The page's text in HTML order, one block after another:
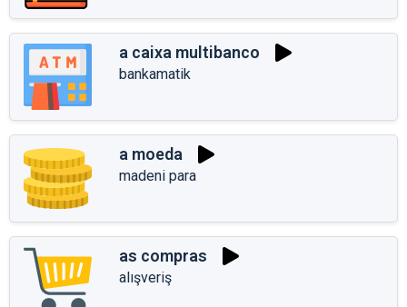
a caixa multibanco
bankamatik
a moeda
madeni para
as compras
alışveriş